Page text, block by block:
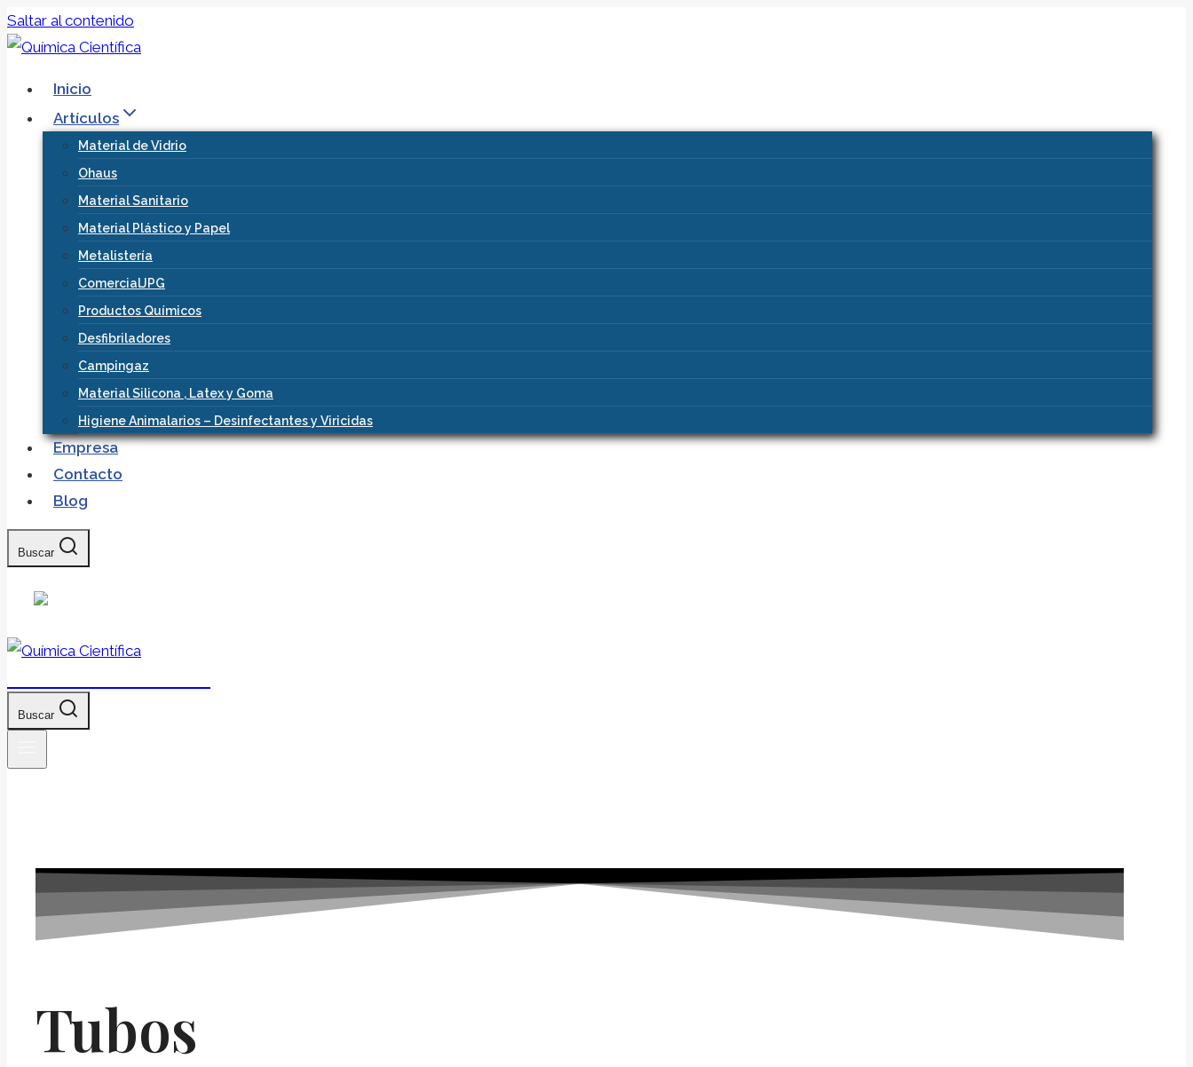
Saltar al contenido
Inicio
Artículos
Material de Vidrio
Ohaus
Material Sanitario
Material Plástico y Papel
Metalistería
ComercialJPG
Productos Químicos
Desfibriladores
Campingaz
Material Silicona , Latex y Goma
Higiene Animalarios – Desinfectantes y Viricidas
Empresa
Contacto
Blog
Buscar
Buscar
Tubos